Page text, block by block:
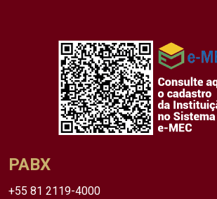
PABX
+55 81 2119-4000